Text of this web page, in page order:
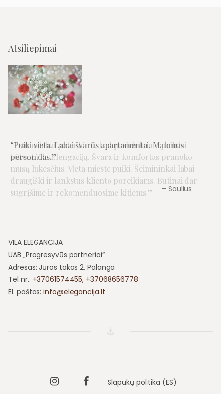
Atsiliepimai
Puiki vieta. Labai švarūs apartamentai. Malonus
personalas.
Saulius
UAB „Progresyvūs partneriai“
Adresas: Jūros takas 2, Palanga
Tel nr.:+37061574455, +37068656778
El. paštas:info@elegancija.lt